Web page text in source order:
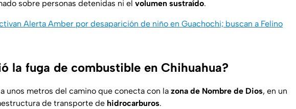
sobre personas detenidas ni el volumen sustraído.
Alerta Amber por desaparición de niño en Guachochi; buscan a Felino
la fuga de combustible en Chihuahua?
unos metros del camino que conecta con la zona de Nombre de Dios, en un
de transporte de hidrocarburos.